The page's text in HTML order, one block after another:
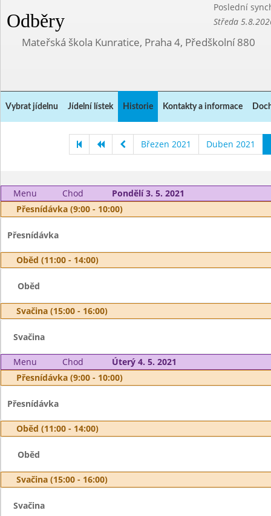
Odběry
Poslední
Středa
Mateřská škola Kunratice, Praha 4, Předškolní 880
Vybrat jídelnu Jídelní lístek Historie Kontakty a informace
Březen 2021 Duben 2021
Menu Chod
Pondělí 3. 5. 2021
Přesnídávka (9:00 - 10:00)
Přesnídávka
Oběd (11:00 - 14:00)
Oběd
Svačina (15:00 - 16:00)
Svačina
Menu Chod
Úterý 4. 5. 2021
Přesnídávka (9:00 - 10:00)
Přesnídávka
Oběd (11:00 - 14:00)
Oběd
Svačina (15:00 - 16:00)
Svačina